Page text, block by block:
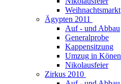
Weihnachtsmarkt
Ägypten 2011
Auf - und Abbau
Generalprobe
Kappensitzung
Umzug in Könen
Nikolausfeier
Zirkus 2010